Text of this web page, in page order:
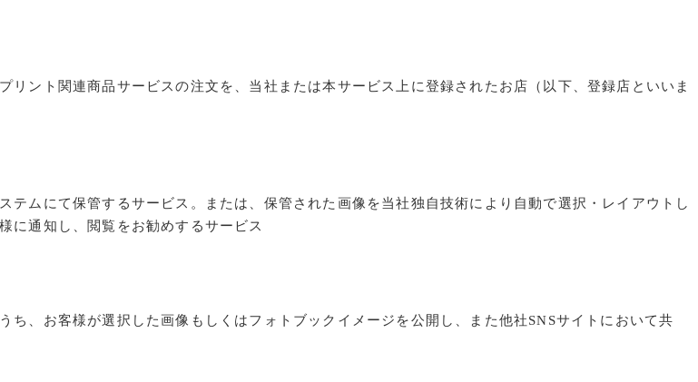
ント関連商品サービスの注文を、当社または本サービス上に登録されたお店（以下、登録店といいま
ムにて保管するサービス。または、保管された画像を当社独自技術により自動で選択・レイアウトし
に通知し、閲覧をお勧めするサービス
、お客様が選択した画像もしくはフォトブックイメージを公開し、また他社SNSサイトにおいて共